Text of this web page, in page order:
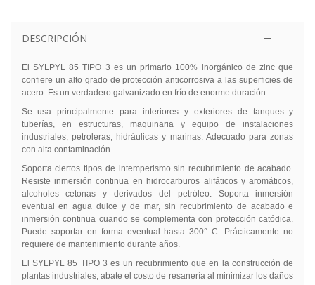
DESCRIPCIÓN
El SYLPYL 85 TIPO 3 es un primario 100% inorgánico de zinc que
confiere un alto grado de protección anticorrosiva a las superficies de
acero. Es un verdadero galvanizado en frío de enorme duración.
Se usa principalmente para interiores y exteriores de tanques y
tuberías, en estructuras, maquinaria y equipo de instalaciones
industriales, petroleras, hidráulicas y marinas. Adecuado para zonas
con alta contaminación.
Soporta ciertos tipos de intemperismo sin recubrimiento de acabado.
Resiste inmersión continua en hidrocarburos alifáticos y aromáticos,
alcoholes cetonas y derivados del petróleo. Soporta inmersión
eventual en agua dulce y de mar, sin recubrimiento de acabado e
inmersión continua cuando se complementa con protección catódica.
Puede soportar en forma eventual hasta 300° C. Prácticamente no
requiere de mantenimiento durante años.
El SYLPYL 85 TIPO 3 es un recubrimiento que en la construcción de
plantas industriales, abate el costo de resanería al minimizar los daños